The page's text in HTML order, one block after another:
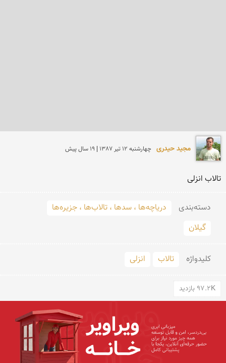
مجید حیدری چهارشنبه 12 تير 1387 | 19 سال پیش
تالاب انزلی
دسته‌بندی
دریاچه‌ها ، سدها ، تالاب‌ها ، جزیره‌ها
گیلان
کلید‌واژه تالاب انزلی
97.2K بازدید